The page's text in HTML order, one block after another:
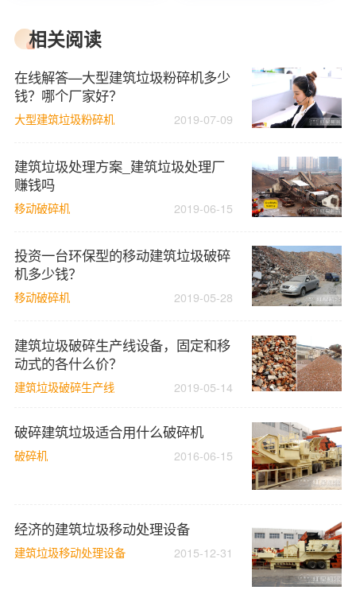
相关阅读
在线解答—大型建筑垃圾粉碎机多少
钱？哪个厂家好？
大型建筑垃圾粉碎机 2019-07-09
建筑垃圾处理方案_建筑垃圾处理厂
赚钱吗
移动破碎机 2019-06-15
投资一台环保型的移动建筑垃圾破碎
机多少钱？
移动破碎机 2019-05-28
建筑垃圾破碎生产线设备，固定和移
动式的各什么价？
建筑垃圾破碎生产线 2019-05-14
破碎建筑垃圾适合用什么破碎机
破碎机 2016-06-15
经济的建筑垃圾移动处理设备
建筑垃圾移动处理设备 2015-12-31